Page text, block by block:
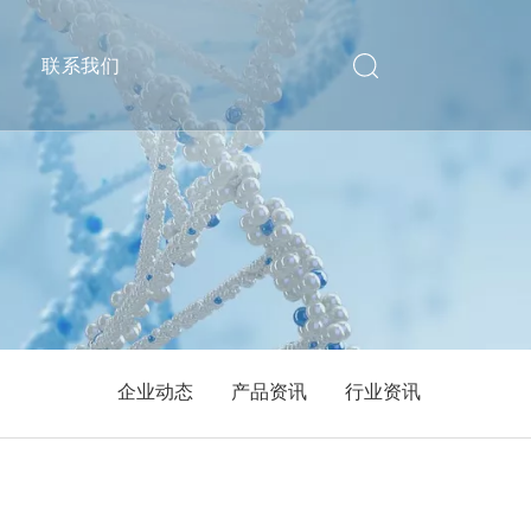
联系我们
企业动态 产品资讯 行业资讯